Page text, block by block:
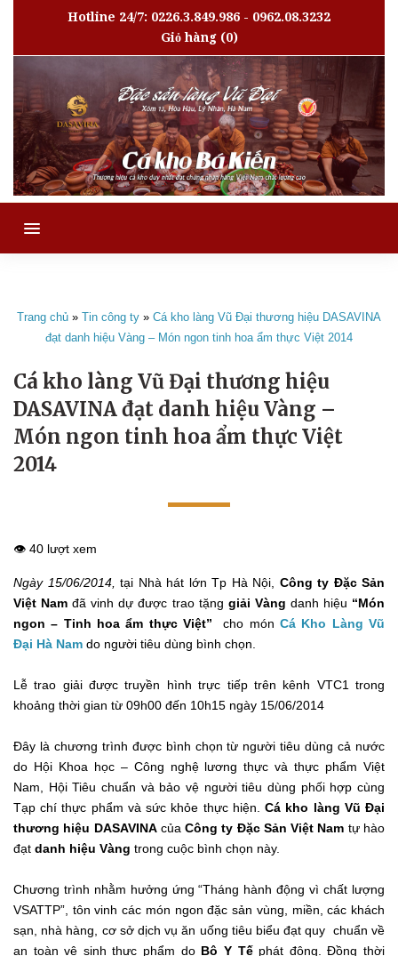
Hotline 24/7: 0226.3.849.986 - 0962.08.3232
Giỏ hàng(0)
MENU
Trang chủ » Tin công ty » Cá kho làng Vũ Đại thương hiệu DASAVINA
đạt danh hiệu Vàng – Món ngon tinh hoa ẩm thực Việt 2014
Cá kho làng Vũ Đại thương hiệu
DASAVINA đạt danh hiệu Vàng –
Món ngon tinh hoa ẩm thực Việt
2014
👁️ 40 lượt xem
Ngày 15/06/2014, tại Nhà hát lớn Tp Hà Nội, Công ty Đặc Sản
Việt Nam đã vinh dự được trao tặng giải Vàng danh hiệu “Món
ngon – Tinh hoa ẩm thực Việt” cho mónCá Kho Làng Vũ
Đại Hà Nam do người tiêu dùng bình chọn.
Lễ trao giải được truyền hình trực tiếp trên kênh VTC1 trong
khoảng thời gian từ 09h00 đến 10h15 ngày 15/06/2014
Đây là chương trình được bình chọn từ người tiêu dùng cả nước
do Hội Khoa học – Công nghệ lương thực và thực phẩm Việt
Nam, Hội Tiêu chuẩn và bảo vệ người tiêu dùng phối hợp cùng
Tạp chí thực phẩm và sức khỏe thực hiện.Cá kho làng Vũ Đại
thương hiệu DASAVINAcủaCông ty Đặc Sản Việt Nam tự hào
đạt danh hiệu Vàng trong cuộc bình chọn này.
Chương trình nhằm hưởng ứng “Tháng hành động vì chất lượng
VSATTP”, tôn vinh các món ngon đặc sản vùng, miền, các khách
sạn, nhà hàng, cơ sở dịch vụ ăn uống tiêu biểu đạt quy chuẩn về
an toàn vệ sinh thực phẩm do Bộ Y Tếphát động. Đồng thời